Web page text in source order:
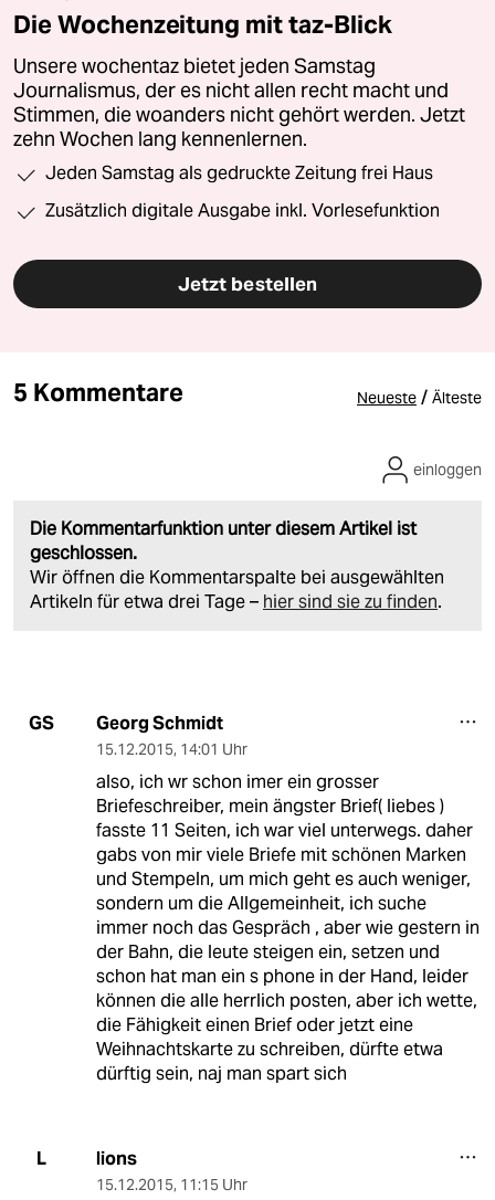
Die Wochenzeitung mit taz-Blick
Unsere wochentaz bietet jeden Samstag
Journalismus, der es nicht allen recht macht und
Stimmen, die woanders nicht gehört werden. Jetzt
zehn Wochen lang kennenlernen.
Jeden Samstag als gedruckte Zeitung frei Haus
Zusätzlich digitale Ausgabe inkl. Vorlesefunktion
Jetzt bestellen
5 Kommentare Neueste / Älteste
Die Kommentarfunktion unter diesem Artikel ist
geschlossen.
Wir öffnen die Kommentarspalte bei ausgewählten
Artikeln für etwa drei Tage – hier sind sie zu finden.
einloggen
GS Georg Schmidt
15.12.2015, 14:01 Uhr
also, ich wr schon imer ein grosser
Briefeschreiber, mein ängster Brief( liebes )
fasste 11 Seiten, ich war viel unterwegs. daher
gabs von mir viele Briefe mit schönen Marken
und Stempeln, um mich geht es auch weniger,
sondern um die Allgemeinheit, ich suche
immer noch das Gespräch , aber wie gestern in
der Bahn, die leute steigen ein, setzen und
schon hat man ein s phone in der Hand, leider
können die alle herrlich posten, aber ich wette,
die Fähigkeit einen Brief oder jetzt eine
Weihnachtskarte zu schreiben, dürfte etwa
dürftig sein, naj man spart sich
L lions
15.12.2015, 11:15 Uhr